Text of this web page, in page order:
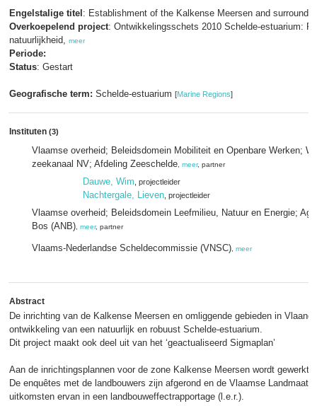
Engelstalige titel : Establishment of the Kalkense Meersen and
Overkoepelend project: Ontwikkelingsschets 2010 Schelde-estuarium:
natuurlijkheid, meer
Periode:
Status: Gestart
Geografische term: Schelde-estuarium [Marine Regions]
Instituten (3)
Vlaamse overheid; Beleidsdomein Mobiliteit en Openbare Werken;
zeekanaal NV; Afdeling Zeeschelde meer, partner
Dauwe, Wim , projectleider
Nachtergale, Lieven , projectleider
Vlaamse overheid; Beleidsdomein Leefmilieu, Natuur en Energie;
Bos (ANB) meer, partner
Vlaams-Nederlandse Scheldecommissie (VNSC) meer
Abstract
De inrichting van de Kalkense Meersen en omliggende gebieden in
ontwikkeling van een natuurlijk en robuust Schelde-estuarium.
Dit project maakt ook deel uit van het ‘geactualiseerd Sigmaplan’
Aan de inrichtingsplannen voor de zone Kalkense Meersen wordt gewerkt.
De enquêtes met de landbouwers zijn afgerond en de Vlaamse
uitkomsten ervan in een landbouweffectrapportage (l.e.r.).